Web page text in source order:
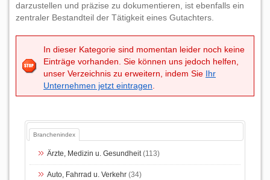
darzustellen und präzise zu dokumentieren, ist ebenfalls ein
zentraler Bestandteil der Tätigkeit eines Gutachters.
In dieser Kategorie sind momentan leider noch keine
Einträge vorhanden. Sie können uns jedoch helfen,
unser Verzeichnis zu erweitern, indem Sie Ihr
Unternehmen jetzt eintragen
Branchenindex
Ärzte, Medizin u. Gesundheit(113)
Auto, Fahrrad u. Verkehr (34)